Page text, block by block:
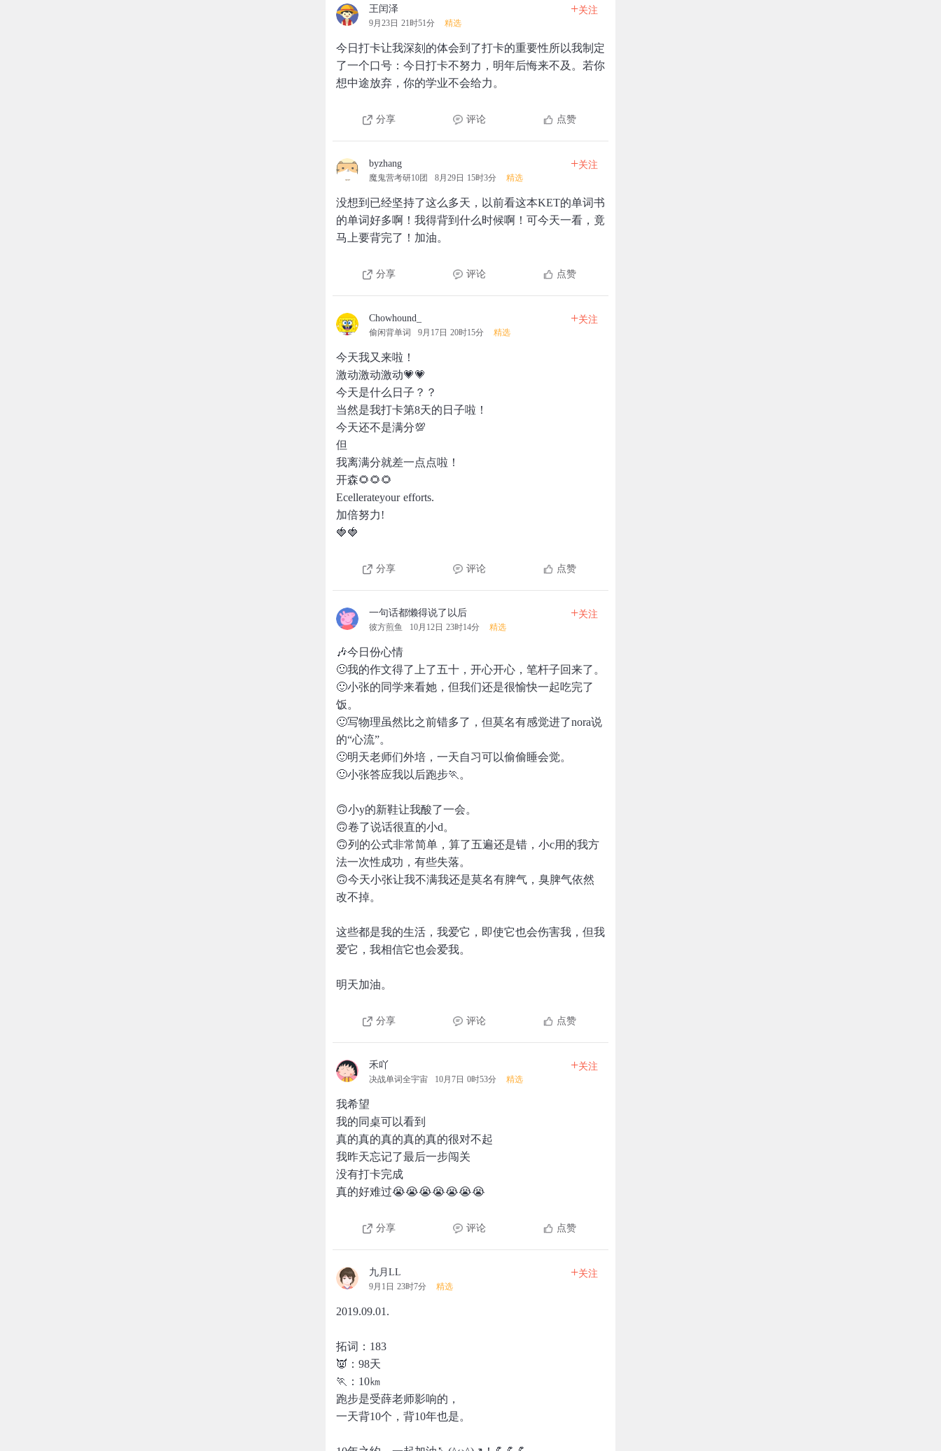
王闰泽
9月23日 21时51分 精选
+关注
今日打卡让我深刻的体会到了打卡的重要性所以我制定
了一个口号：今日打卡不努力，明年后悔来不及。若你
想中途放弃，你的学业不会给力。
分享 评论 点赞
byzhang
魔鬼营考研10团 8月29日 15时3分 精选
+关注
没想到已经坚持了这么多天，以前看这本KET的单词书
的单词好多啊！我得背到什么时候啊！可今天一看，竟
马上要背完了！加油。
分享 评论 点赞
Chowhound_
偷闲背单词 9月17日 20时15分 精选
+关注
今天我又来啦！
激动激动激动💗💗
今天是什么日子？？
当然是我打卡第8天的日子啦！
今天还不是满分💯
但
我离满分就差一点点啦！
开森🌻🌻🌻
Ecellerateyour efforts.
加倍努力!
🍓🍓
分享 评论 点赞
一句话都懒得说了以后
彼方煎鱼 10月12日 23时14分 精选
+关注
🎶今日份心情
🙂我的作文得了上了五十，开心开心，笔杆子回来了。
🙂小张的同学来看她，但我们还是很愉快一起吃完了
饭。
🙂写物理虽然比之前错多了，但莫名有感觉进了nora说
的“心流”。
🙂明天老师们外培，一天自习可以偷偷睡会觉。
🙂小张答应我以后跑步🏃。
🙃小y的新鞋让我酸了一会。
🙃卷了说话很直的小d。
🙃列的公式非常简单，算了五遍还是错，小c用的我方
法一次性成功，有些失落。
🙃今天小张让我不满我还是莫名有脾气，臭脾气依然
改不掉。
这些都是我的生活，我爱它，即使它也会伤害我，但我
爱它，我相信它也会爱我。
明天加油。
分享 评论 点赞
禾吖
决战单词全宇宙 10月7日 0时53分 精选
+关注
我希望
我的同桌可以看到
真的真的真的真的真的很对不起
我昨天忘记了最后一步闯关
没有打卡完成
真的好难过😭😭😭😭😭😭😭
分享 评论 点赞
九月LL
9月1日 23时7分 精选
+关注
2019.09.01.
拓词：183
👿：98天
🏃：10㎞
跑步是受薛老师影响的，
一天背10个，背10年也是。